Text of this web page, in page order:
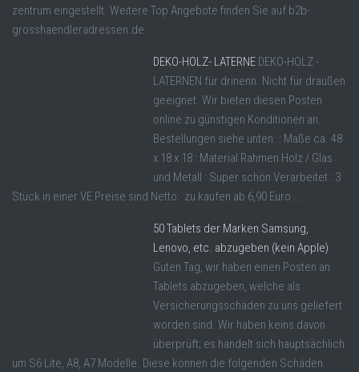
zentrum eingestellt. Weitere Top Angebote finden Sie auf b2b-
grosshaendleradressen.de
DEKO-HOLZ- LATERNE DEKO-HOLZ -
LATERNEN für drinenn. Nicht für draußen
geeignet. Wir bieten diesen Posten
online zu günstigen Konditionen an.
Bestellungen siehe unten. : Maße ca. 48
x 18 x 18 : Material Rahmen Holz / Glas
und Metall : Super schön Verarbeitet : 3
Stück in einer VE Preise sind Netto: zu kaufen ab 6,90 Euro ...
50 Tablets der Marken Samsung,
Lenovo, etc. abzugeben (kein Apple)
Guten Tag, wir haben einen Posten an
Tablets abzugeben, welche als
Versicherungsschäden zu uns geliefert
worden sind. Wir haben keins davon
überprüft; es handelt sich hauptsächlich
um S6 Lite, A8, A7 Modelle. Diese können die folgenden Schäden